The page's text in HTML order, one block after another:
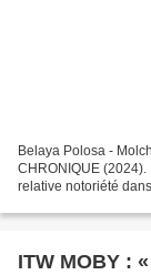
Belaya Polosa -
CHRONIQUE
relative notoriété
ITW MOBY :